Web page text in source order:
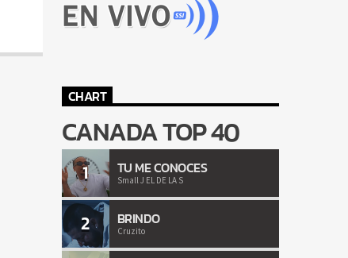
CHART
CANADA TOP 40
1 TU ME CONOCES
Small J EL DE LA S
2 BRINDO
Cruzito